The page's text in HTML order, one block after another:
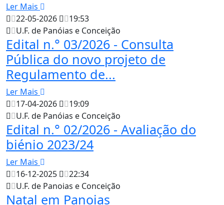
Ler Mais
22-05-2026
19:53
U.F. de Panóias e Conceição
Edital n.° 03/2026 - Consulta
Pública do novo projeto de
Regulamento de...
Ler Mais
17-04-2026
19:09
U.F. de Panóias e Conceição
Edital n.° 02/2026 - Avaliação do
biénio 2023/24
Ler Mais
16-12-2025
22:34
U.F. de Panoias e Conceição
Natal em Panoias